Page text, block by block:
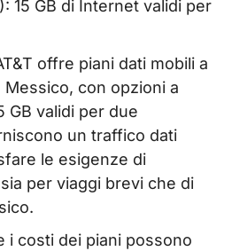
15 GB di Internet validi per
offre piani dati mobili a
con opzioni a
GB validi per due
un traffico dati
le esigenze di
per viaggi brevi che di
i costi dei piani possono